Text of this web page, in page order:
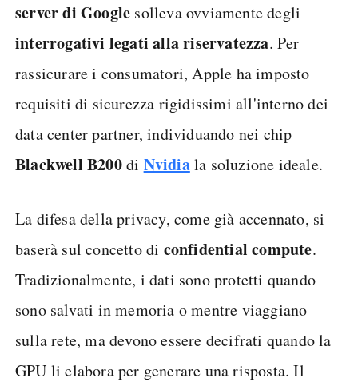
server di Google solleva ovviamente degli
interrogativi legati alla riservatezza. Per
rassicurare i consumatori, Apple ha imposto
requisiti di sicurezza rigidissimi all'interno dei
data center partner, individuando nei chip
Blackwell B200di Nvidiala soluzione ideale.
La difesa della privacy, come già accennato, si
baserà sul concetto di confidential compute.
Tradizionalmente, i dati sono protetti quando
sono salvati in memoria o mentre viaggiano
sulla rete, ma devono essere decifrati quando la
GPU li elabora per generare una risposta. Il